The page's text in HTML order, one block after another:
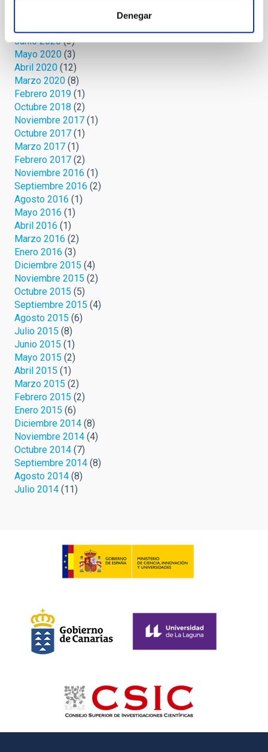
Denegar
Junio 2020(3)
Mayo 2020 (3)
Abril 2020 (12)
Marzo 2020 (8)
Febrero 2019 (1)
Octubre 2018 (2)
Noviembre 2017 (1)
Octubre 2017 (1)
Marzo 2017 (1)
Febrero 2017 (2)
Noviembre 2016 (1)
Septiembre 2016 (2)
Agosto 2016 (1)
Mayo 2016 (1)
Abril 2016 (1)
Marzo 2016 (2)
Enero 2016 (3)
Diciembre 2015 (4)
Noviembre 2015 (2)
Octubre 2015 (5)
Septiembre 2015 (4)
Agosto 2015 (6)
Julio 2015 (8)
Junio 2015 (1)
Mayo 2015 (2)
Abril 2015 (1)
Marzo 2015 (2)
Febrero 2015 (2)
Enero 2015 (6)
Diciembre 2014 (8)
Noviembre 2014 (4)
Octubre 2014 (7)
Septiembre 2014 (8)
Agosto 2014 (8)
Julio 2014 (11)